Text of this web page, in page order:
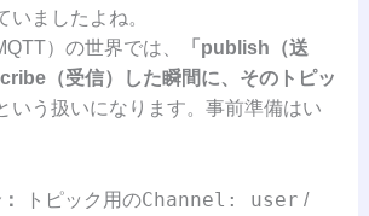
いましたよね。
）の世界では、
「publish（送
（受信）した瞬間に、そのトピッ
いう扱いになります。事前準備はい
トピック用のChannel: user /